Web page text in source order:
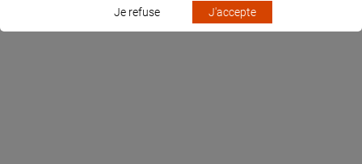
Je refuse J'accepte